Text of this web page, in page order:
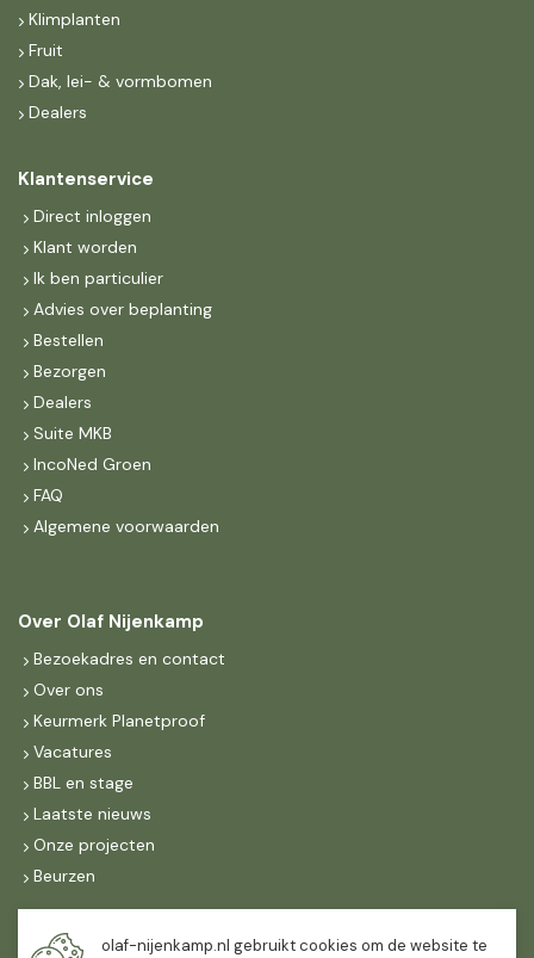
Klimplanten
Fruit
Dak, lei- & vormbomen
Dealers
Klantenservice
Direct inloggen
Klant worden
Ik ben particulier
Advies over beplanting
Bestellen
Bezorgen
Dealers
Suite MKB
IncoNed Groen
FAQ
Algemene voorwaarden
Over Olaf Nijenkamp
Bezoekadres en contact
Over ons
Keurmerk Planetproof
Vacatures
BBL en stage
Laatste nieuws
Onze projecten
Beurzen
Maandag t/m vrijdag
olaf-nijenkamp.nl gebruikt cookies om de website te